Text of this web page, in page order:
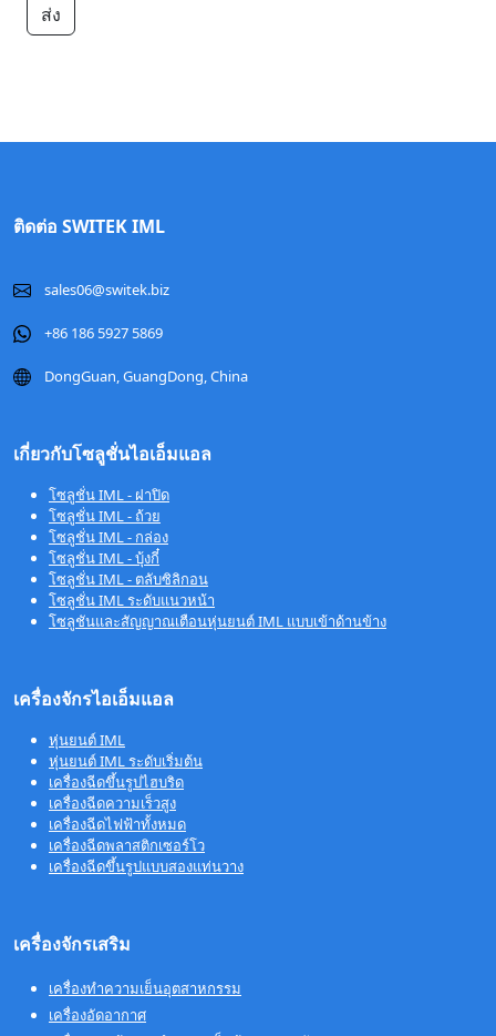
ส่ง
ติดต่อ SWITEK IML
sales06@switek.biz
+86 186 5927 5869
DongGuan, GuangDong, China
เกี่ยวกับโซลูชั่นไอเอ็มแอล
โซลูชั่น IML - ฝาปิด
โซลูชั่น IML - ถ้วย
โซลูชั่น IML - กล่อง
โซลูชั่น IML - บุ้งกี๋
โซลูชั่น IML - ตลับซิลิกอน
โซลูชั่น IML ระดับแนวหน้า
โซลูชันและสัญญาณเตือนหุ่นยนต์ IML แบบเข้าด้านข้าง
เครื่องจักรไอเอ็มแอล
หุ่นยนต์ IML
หุ่นยนต์ IML ระดับเริ่มต้น
เครื่องฉีดขึ้นรูปไฮบริด
เครื่องฉีดความเร็วสูง
เครื่องฉีดไฟฟ้าทั้งหมด
เครื่องฉีดพลาสติกเซอร์โว
เครื่องฉีดขึ้นรูปแบบสองแท่นวาง
เครื่องจักรเสริม
เครื่องทำความเย็นอุตสาหกรรม
เครื่องอัดอากาศ